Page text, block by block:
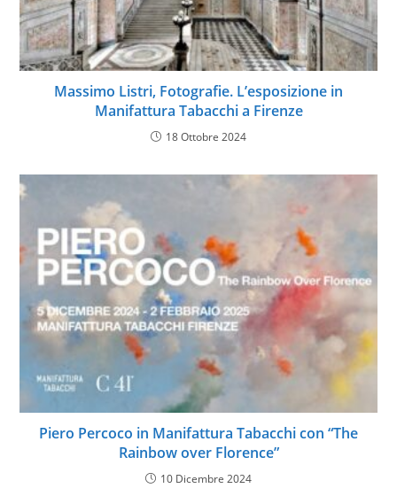
Massimo Listri, Fotografie. L’esposizione in
Manifattura Tabacchi a Firenze
18 Ottobre 2024
Piero Percoco in Manifattura Tabacchi con “The
Rainbow over Florence”
10 Dicembre 2024